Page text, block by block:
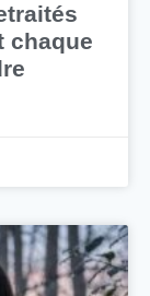
chaque